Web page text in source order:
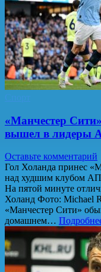
«Манчестер
вышел в лидеры
Оставьте комментарий
Гол Холанда принес
над худшим клубом
На пятой минуте
Холанд Фото: Michael
«Манчестер Сити»
домашнем…